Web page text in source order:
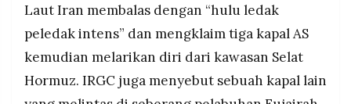
Laut Iran membalas dengan “hulu ledak
peledak intens” dan mengklaim tiga kapal AS
kemudian melarikan diri dari kawasan Selat
Hormuz. IRGC juga menyebut sebuah kapal lain